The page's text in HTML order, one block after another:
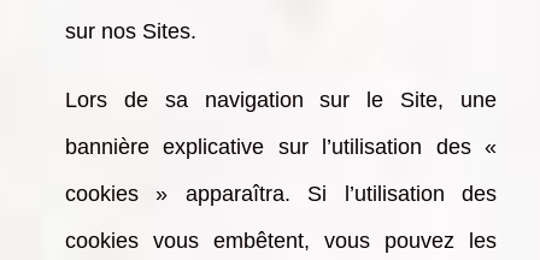
sur nos Sites.
Lors de sa navigation sur le Site, une
bannière explicative sur l’utilisation des «
cookies » apparaîtra. Si l’utilisation des
cookies vous embêtent, vous pouvez les